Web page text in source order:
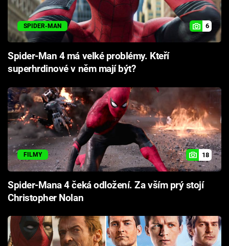
Sledujte nás
SPIDER-MAN 6
Spider-Man 4 má velké problémy. Kteří
superhrdinové v něm mají být?
FILMY 18
Spider-Mana 4 čeká odložení. Za vším prý stojí
Christopher Nolan